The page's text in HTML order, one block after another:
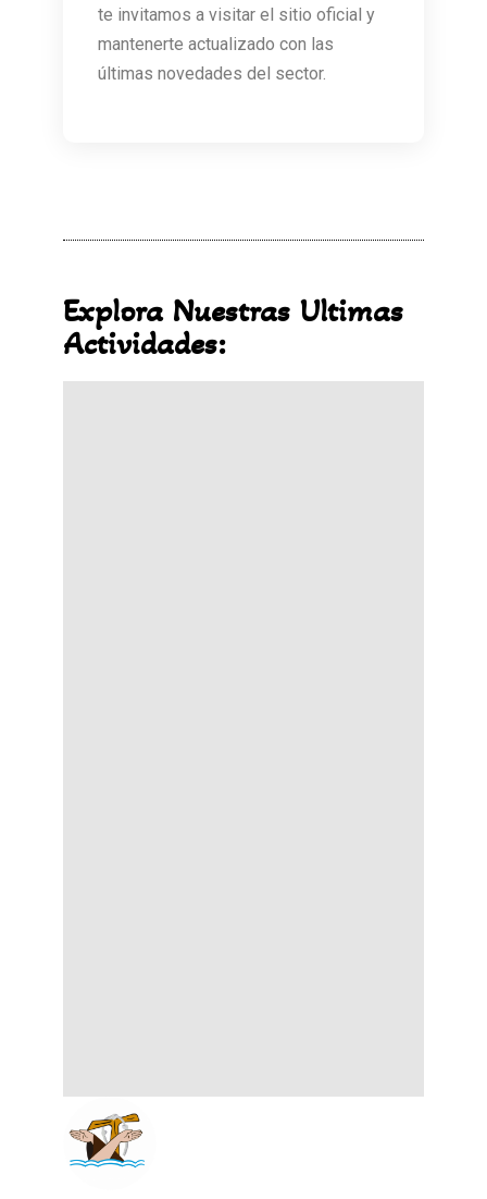
te invitamos a visitar el sitio oficial y
mantenerte actualizado con las
últimas novedades del sector.
Explora Nuestras Ultimas
Actividades: